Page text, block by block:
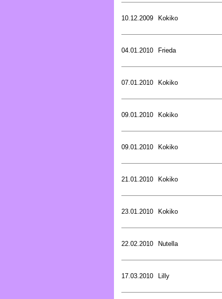
10.12.2009 Kokiko
04.01.2010 Frieda
07.01.2010 Kokiko
09.01.2010 Kokiko
09.01.2010 Kokiko
21.01.2010 Kokiko
23.01.2010 Kokiko
22.02.2010 Nutella
17.03.2010 Lilly